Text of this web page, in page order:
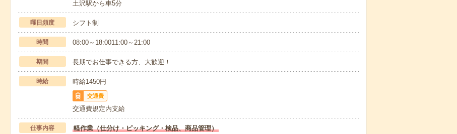
土沢駅から車5分
曜日頻度 シフト制
時間 08:00～18:0011:00～21:00
期間 長期でお仕事できる方、大歓迎！
時給 時給1450円
交通費
交通費規定内支給
仕事内容 軽作業（仕分け・ピッキング・検品、商品管理）